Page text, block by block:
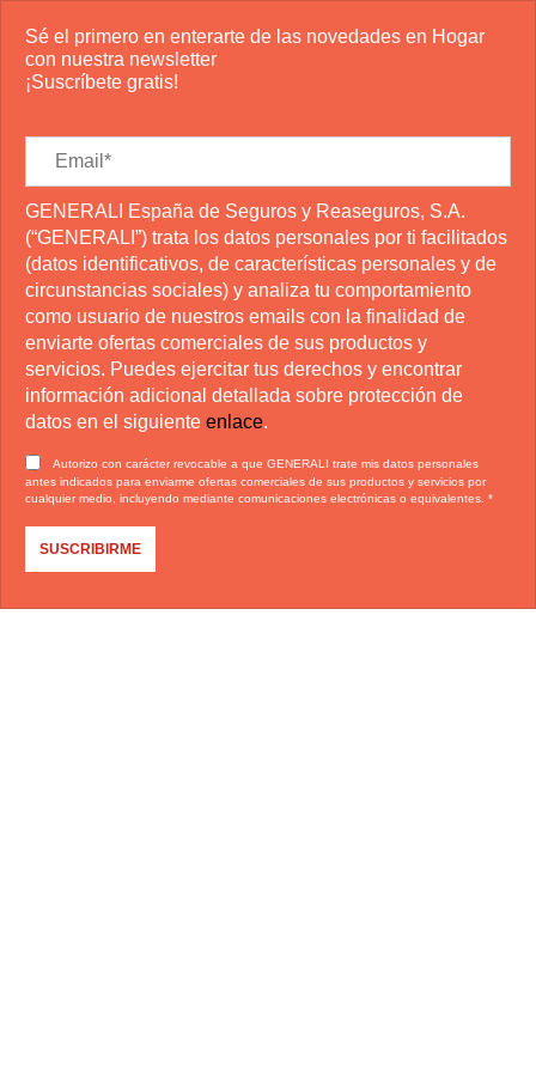
Sé el primero en enterarte de las novedades en Hogar
con nuestra newsletter
¡Suscríbete gratis!
GENERALI España de Seguros y Reaseguros, S.A.
(“GENERALI”) trata los datos personales por ti facilitados
(datos identificativos, de características personales y de
circunstancias sociales) y analiza tu comportamiento
como usuario de nuestros emails con la finalidad de
enviarte ofertas comerciales de sus productos y
servicios. Puedes ejercitar tus derechos y encontrar
información adicional detallada sobre protección de
datos en el siguiente enlace.
Autorizo con carácter revocable a que GENERALI trate mis datos personales
antes indicados para enviarme ofertas comerciales de sus productos y servicios por
cualquier medio, incluyendo mediante comunicaciones electrónicas o equivalentes. *
SUSCRIBIRME